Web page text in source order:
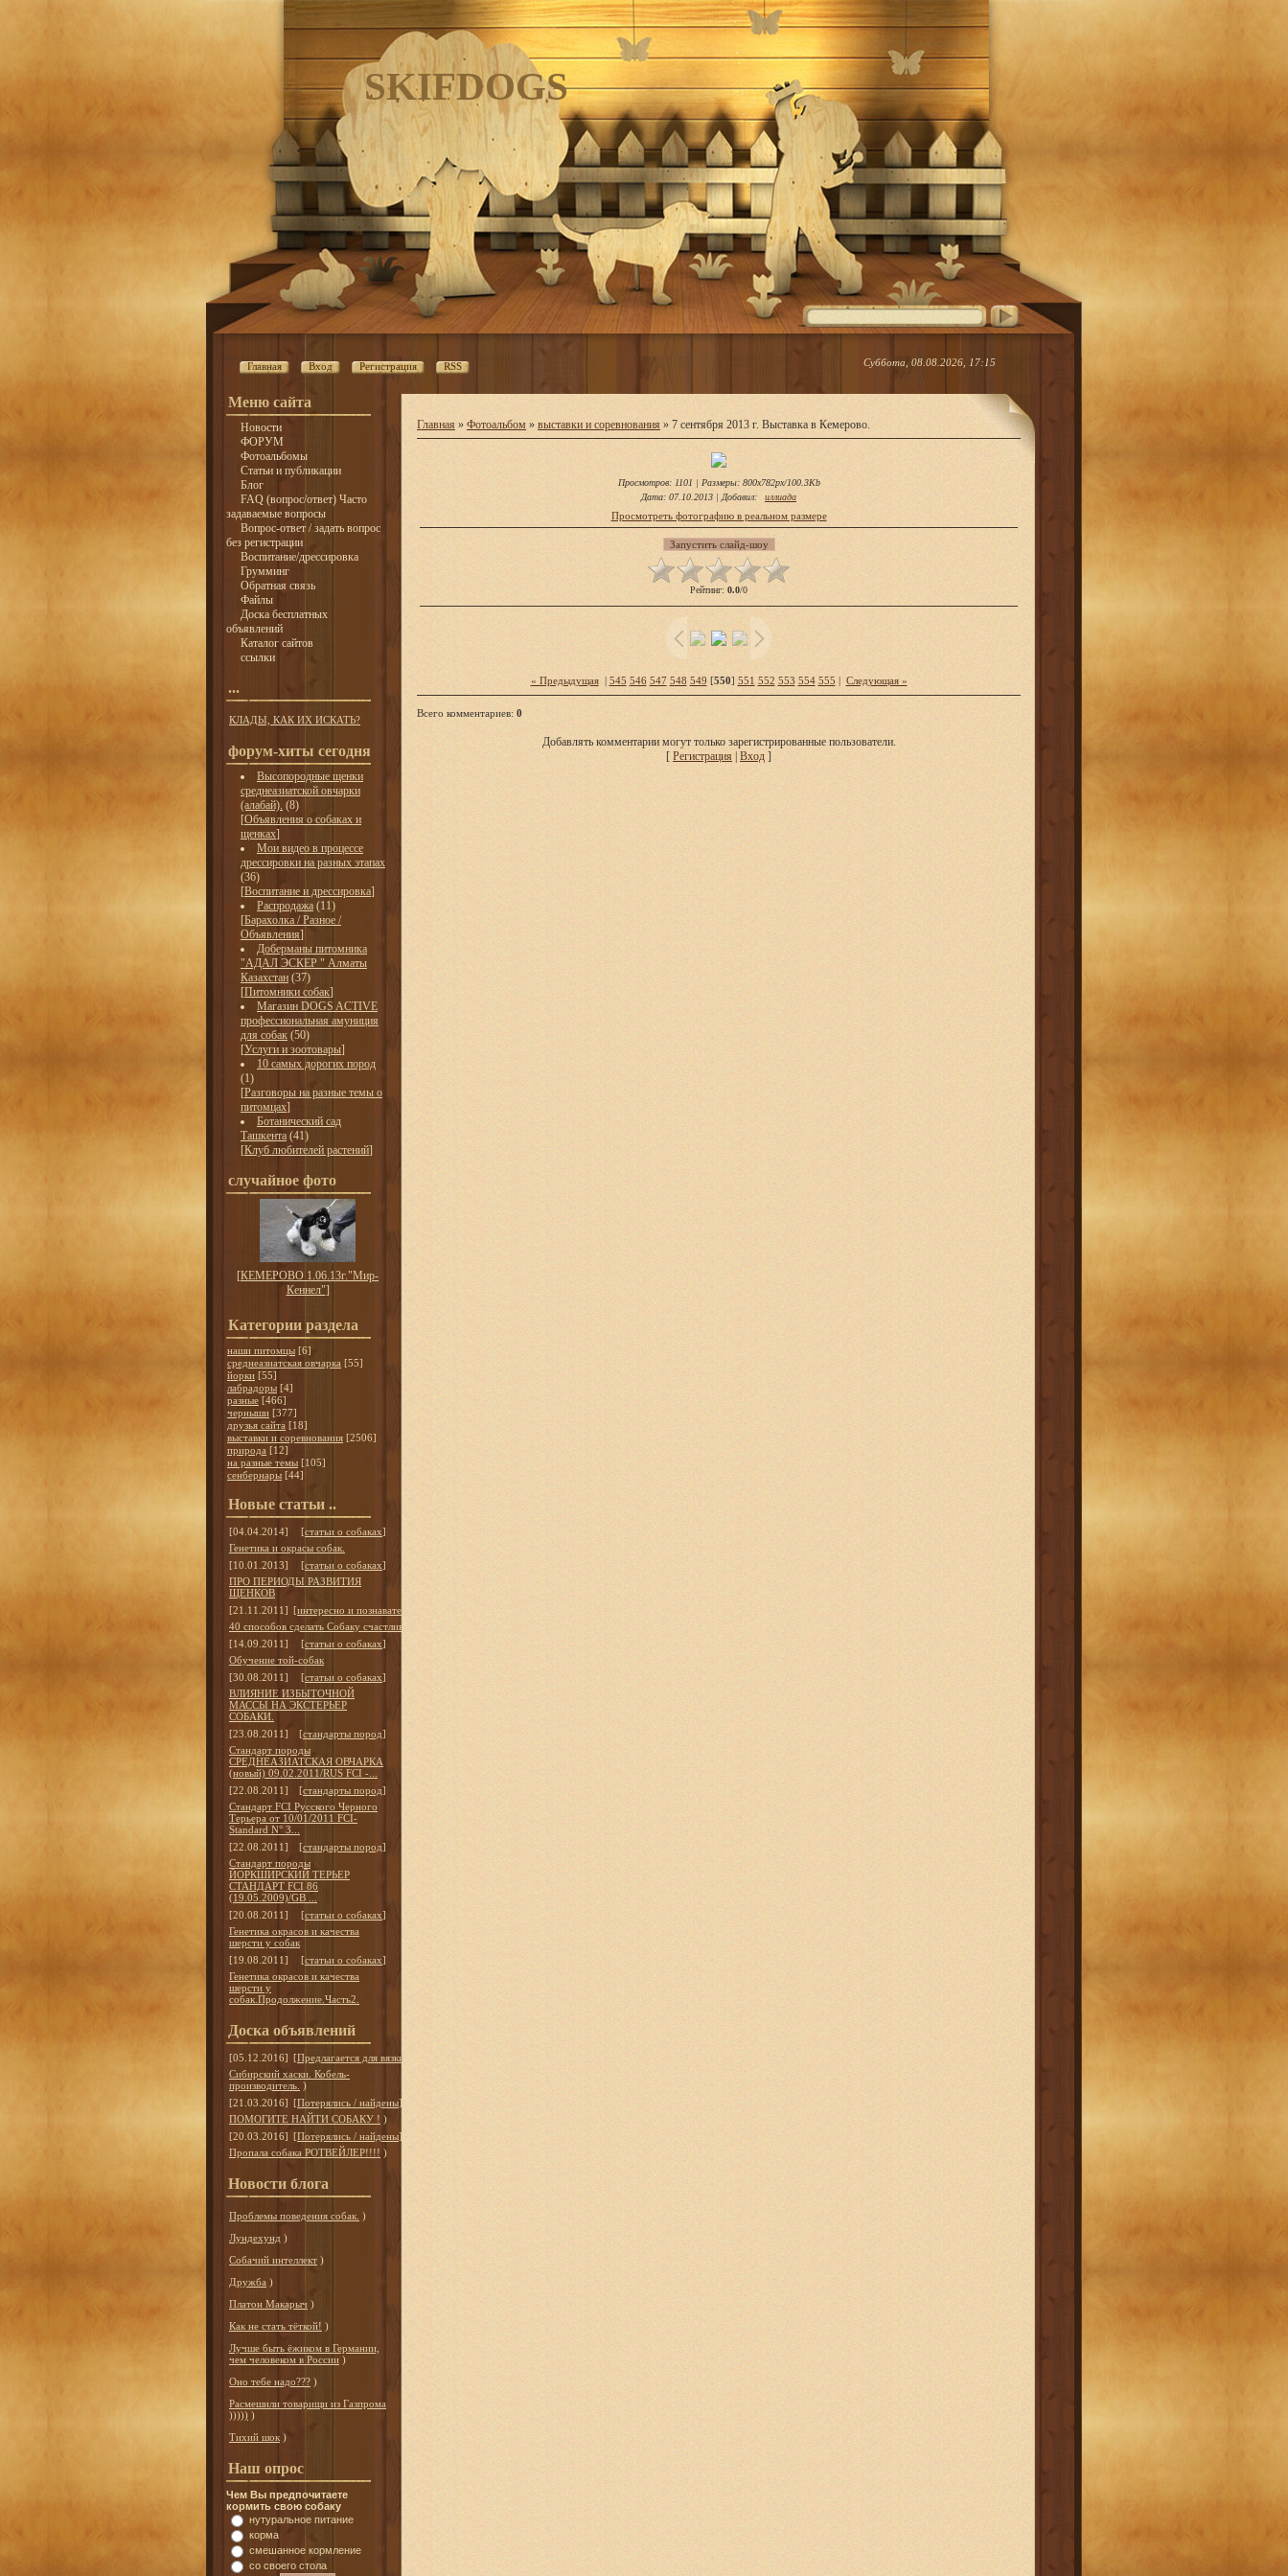
SKIFDOGS
Главная Вход Регистрация RSS Суббота, 08.08.2026, 17:15
Меню сайта
Новости
ФОРУМ
Фотоальбомы
Статьи и публикации
Блог
FAQ (вопрос/ответ) Часто
задаваемые вопросы
Вопрос-ответ / задать вопрос
без регистрации
Воспитание/дрессировка
Грумминг
Обратная связь
Файлы
Доска бесплатных
объявлений
Каталог сайтов
ссылки
...
КЛАДЫ, КАК ИХ ИСКАТЬ?
форум-хиты сегодня
Высопородные щенки
среднеазиатской овчарки
(алабай). (8)
[Объявления о собаках и
щенках]
Мои видео в процессе
дрессировки на разных этапах
(36)
[Воспитание и дрессировка]
Распродажа (11)
[Барахолка / Разное /
Объявления]
Доберманы питомника
"АДАЛ ЭСКЕР " Алматы
Казахстан (37)
[Питомники собак]
Магазин DOGS ACTIVE
профессиональная амуниция
для собак (50)
[Услуги и зоотовары]
10 самых дорогих пород
(1)
[Разговоры на разные темы о
питомцах]
Ботанический сад
Ташкента (41)
[Клуб любителей растений]
случайное фото
[КЕМЕРОВО 1.06.13г."Мир-
Кеннел"]
Категории раздела
наши питомцы [6]
среднеазиатская овчарка [55]
йорки [55]
лабрадоры [4]
разные [466]
черныши [377]
друзья сайта [18]
выставки и соревнования [2506]
природа [12]
на разные темы [105]
сенбернары [44]
Новые статьи ..
[04.04.2014] [статьи о собаках]
Генетика и окрасы собак.
[10.01.2013]
[статьи о собаках]
ПРО ПЕРИОДЫ РАЗВИТИЯ
ЩЕНКОВ
[21.11.2011] [интересно и познавательно
40 способов сделать Собаку счастливой
[14.09.2011]
[статьи о собаках]
Обучение той-собак
[30.08.2011]
[статьи о собаках]
ВЛИЯНИЕ ИЗБЫТОЧНОЙ
МАССЫ НА ЭКСТЕРЬЕР
СОБАКИ.
[23.08.2011]
[стандарты пород]
Стандарт породы
СРЕДНЕАЗИАТСКАЯ ОВЧАРКА
(новый) 09.02.2011/RUS FCI -...
[22.08.2011]
[стандарты пород]
Стандарт FCI Русского Черного
Терьера от 10/01/2011 FCI-
Standard N° 3...
[22.08.2011]
[стандарты пород]
Стандарт породы
ЙОРКШИРСКИЙ ТЕРЬЕР
СТАНДАРТ FCI 86
(19.05.2009)/GB ...
[20.08.2011]
[статьи о собаках]
Генетика окрасов и качества
шерсти у собак
[19.08.2011]
[статьи о собаках]
Генетика окрасов и качества
шерсти у
собак.Продолжение.Часть2.
Доска объявлений
[05.12.2016] [Предлагается для вязки
Сибирский хаски. Кобель-
производитель. )
[21.03.2016] [Потерялись / найдены]
ПОМОГИТЕ НАЙТИ СОБАКУ ! )
[20.03.2016] [Потерялись / найдены]
Пропала собака РОТВЕЙЛЕР!!!! )
Новости блога
Проблемы поведения собак. )
Лундехунд )
Собачий интеллект )
Дружба )
Платон Макарыч )
Как не стать тёткой! )
Лучше быть ёжиком в Германии,
чем человеком в России )
Оно тебе надо??? )
Расмешили товарищи из Газпрома
))))) )
Тихий шок )
Наш опрос
Чем Вы предпочитаете
кормить свою собаку
нутуральное питание
корма
смешанное кормление
со своего стола
Главная » Фотоальбом » выставки и соревнования » 7 сентября 2013 г. Выставка в Кемерово.
Просмотров: 1101 | Размеры: 800x782px/100.3Kb
Дата: 07.10.2013 | Добавил: иллиада
Просмотреть фотографию в реальном размере
Рейтинг: 0.0/0
« Предыдущая| 545 546 547 548 549 [550] 551 552 553 554 555 | Следующая »
Всего комментариев: 0
Добавлять комментарии могут только зарегистрированные пользователи.
[ Регистрация Вход ]